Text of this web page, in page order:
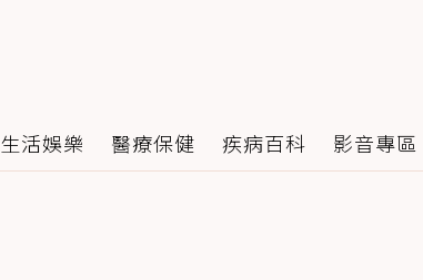
生活娛樂 醫療保健 疾病百科 影音專區